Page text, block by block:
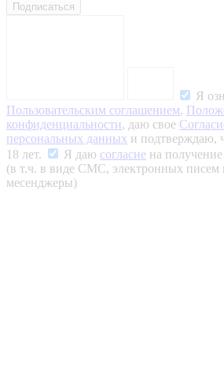
Подписаться
Я
Пользовательским соглашением,
конфиденциальности, даю свое
персональных данных и подтверждаю,
18 лет.
Я даю согласие на
(в т.ч. в виде СМС, электронных писем
месенджеры)